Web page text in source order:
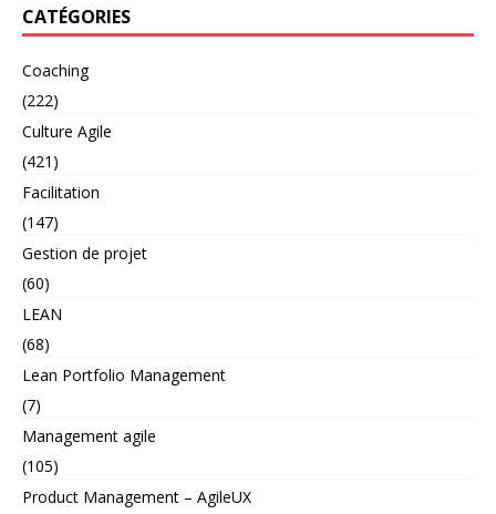
CATÉGORIES
Coaching
(222)
Culture Agile
(421)
Facilitation
(147)
Gestion de projet
(60)
LEAN
(68)
Lean Portfolio Management
(7)
Management agile
(105)
Product Management – AgileUX